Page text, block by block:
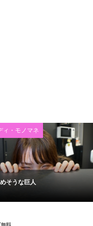
ィ・モノマネ
そうな巨人